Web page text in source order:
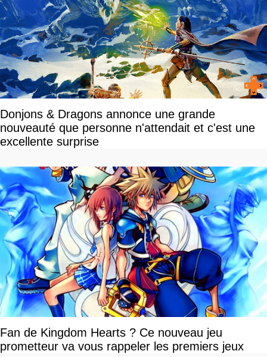
Donjons & Dragons annonce une grande
nouveauté que personne n'attendait et c'est une
excellente surprise
Fan de Kingdom Hearts ? Ce nouveau jeu
prometteur va vous rappeler les premiers jeux